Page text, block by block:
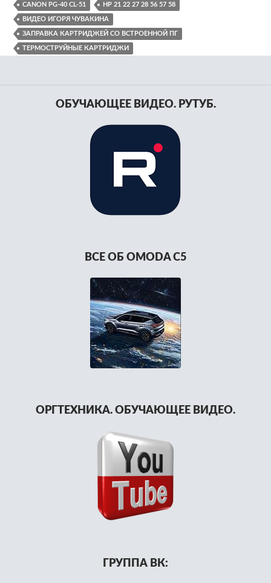
CANON PG-40 CL-51 HP 21 22 27 28 56 57 58
ВИДЕО ИГОРЯ ЧУВАКИНА
ЗАПРАВКА КАРТРИДЖЕЙ СО ВСТРОЕННОЙ ПГ
ТЕРМОСТРУЙНЫЕ КАРТРИДЖИ
ОБУЧАЮЩЕЕ ВИДЕО. РУТУБ.
ВСЕ ОБ OMODA C5
ОРГТЕХНИКА. ОБУЧАЮЩЕЕ ВИДЕО.
ГРУППА ВК: